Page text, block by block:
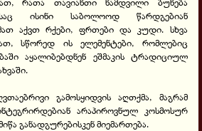
ისინი საბოლოოდ წარდგებიან
მათ აქვთ რქები, ფრთები და კუდი. სხვა
სწორედ ის ელემენტები, რომლებიც
აყალიბებდნენ ეშმაკის ტრადიციულ
გამოსყიდვის აღთქმა, მაგრამ
არაპიროვნულ კოსმოსურ
განადგურებისკენ მიემართება.